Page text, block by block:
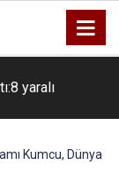
yaralı
Kumcu, Dünya